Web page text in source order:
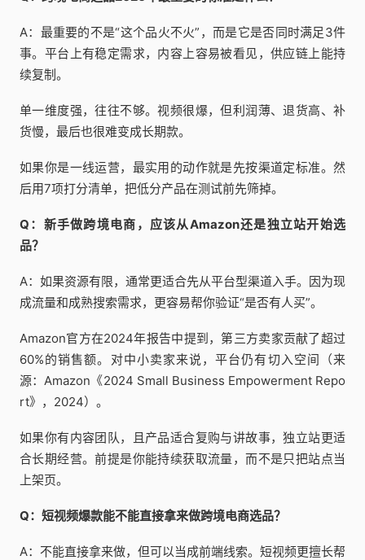
A：最重要的不是“这个品火不火”，而是它是否同时满足3件
事。平台上有稳定需求，内容上容易被看见，供应链上能持
续复制。
单一维度强，往往不够。视频很爆，但利润薄、退货高、补
货慢，最后也很难变成长期款。
如果你是一线运营，最实用的动作就是先按渠道定标准。然
后用7项打分清单，把低分产品在测试前先筛掉。
Q：新手做跨境电商，应该从Amazon还是独立站开始选
品？
A：如果资源有限，通常更适合先从平台型渠道入手。因为现
成流量和成熟搜索需求，更容易帮你验证“是否有人买”。
Amazon官方在2024年报告中提到，第三方卖家贡献了超过
60%的销售额。对中小卖家来说，平台仍有切入空间（来
源：Amazon《2024 Small Business Empowerment Repo
rt》，2024）。
如果你有内容团队，且产品适合复购与讲故事，独立站更适
合长期经营。前提是你能持续获取流量，而不是只把站点当
上架页。
Q：短视频爆款能不能直接拿来做跨境电商选品？
A：不能直接拿来做，但可以当成前端线索。短视频更擅长帮